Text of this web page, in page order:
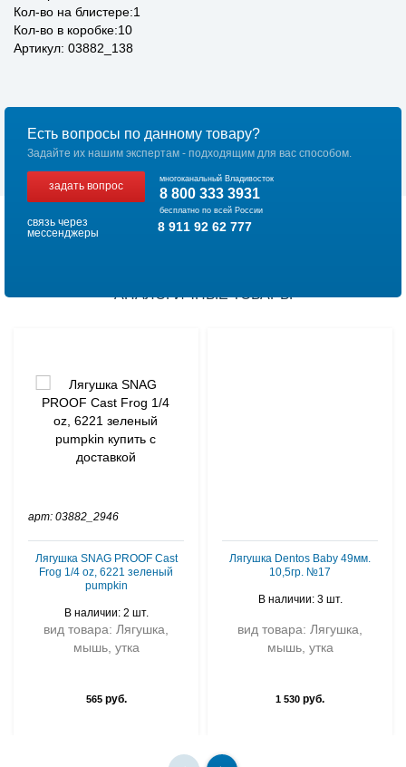
Кол-во на блистере:1
Кол-во в коробке:10
Артикул: 03882_138
Есть вопросы по данному товару?
Задайте их нашим экспертам - подходящим для вас способом.
задать вопрос
многоканальный Владивосток
8 800 333 3931
бесплатно по всей России
связь через
мессенджеры
8 911 92 62 777
АНАЛОГИЧНЫЕ ТОВАРЫ
арт: 03882_2946
Лягушка SNAG PROOF Cast
Frog 1/4 oz, 6221 зеленый
pumpkin
В наличии: 2 шт.
вид товара: Лягушка,
мышь, утка
565руб.
Лягушка Dentos Baby 49мм.
10,5гр. №17
В наличии: 3 шт.
вид товара: Лягушка,
мышь, утка
1 530 руб.